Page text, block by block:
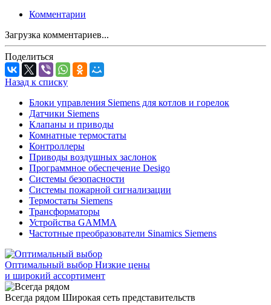
Комментарии
Загрузка комментариев...
Поделиться
Назад к списку
Блоки управления Siemens для котлов и горелок
Датчики Siemens
Клапаны и приводы
Комнатные термостаты
Контроллеры
Приводы воздушных заслонок
Программное обеспечение Desigo
Системы безопасности
Системы пожарной сигнализации
Термостаты Siemens
Трансформаторы
Устройства GAMMA
Частотные преобразователи Sinamics Siemens
Оптимальный выбор Низкие цены
и широкий ассортимент
Всегда рядом Широкая сеть представительств